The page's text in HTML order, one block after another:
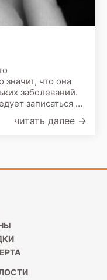
что она
заболеваний.
записаться на
следующие
читать далее →